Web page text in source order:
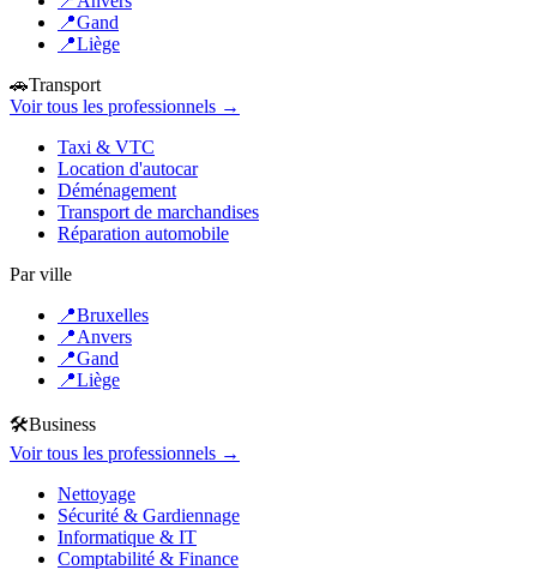
📍Gand
📍Liège
🚗Transport
Voir tous les professionnels →
Taxi & VTC
Location d'autocar
Déménagement
Transport de marchandises
Réparation automobile
Par ville
📍Bruxelles
📍Anvers
📍Gand
📍Liège
🛠️Business
Voir tous les professionnels →
Nettoyage
Sécurité & Gardiennage
Informatique & IT
Comptabilité & Finance